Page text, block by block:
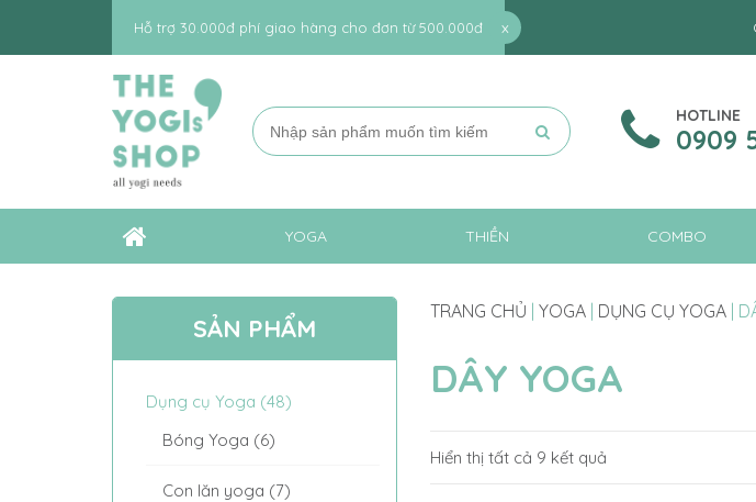
Hỗ trợ 30.000đ phí giao hàng cho đơn từ 500.000đ x
HOTLINE
0909
YOGA THIỀN COMBO
SẢN PHẨM
Dụng cụ Yoga (48)
Bóng Yoga (6)
Con lăn yoga (7)
TRANG CHỦ YOGA DỤNG CỤ YOGA
DÂY YOGA
Hiển thị tất cả 9 kết quả